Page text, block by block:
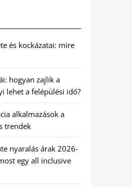
és kockázatai: mire
hogyan zajlik a
lehet a felépülési idő?
alkalmazások a
trendek
nyaralás árak 2026-
egy all inclusive